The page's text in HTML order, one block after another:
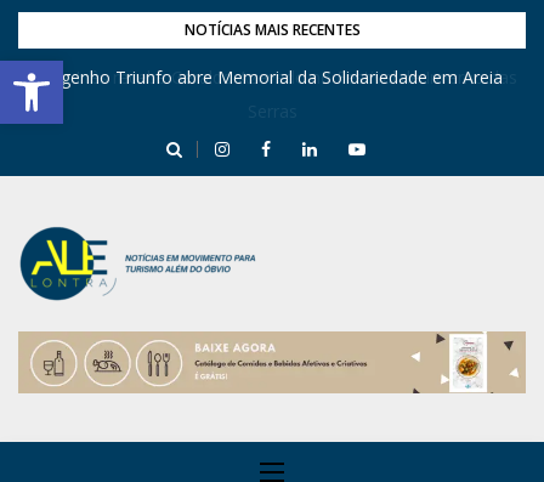
Barra de Ferramentas Aberta
NOTÍCIAS MAIS RECENTES
Engenho Triunfo abre Memorial da Solidariedade em Areia